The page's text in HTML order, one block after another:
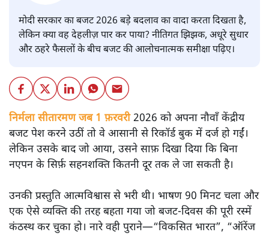
मोदी सरकार का बजट 2026 बड़े बदलाव का वादा करता दिखता है,
लेकिन क्या वह देहलीज़ पार कर पाया? नीतिगत झिझक, अधूरे सुधार
और ठहरे फैसलों के बीच बजट की आलोचनात्मक समीक्षा पढ़िए।
निर्मला सीतारमण जब 1 फ़रवरी2026 को अपना नौवाँ केंद्रीय
बजट पेश करने उठीं तो वे आसानी से रिकॉर्ड बुक में दर्ज हो गईं।
लेकिन उसके बाद जो आया, उसने साफ़ दिखा दिया कि बिना
नएपन के सिर्फ़ सहनशक्ति कितनी दूर तक ले जा सकती है।
उनकी प्रस्तुति आत्मविश्वास से भरी थी। भाषण 90 मिनट चला और
एक ऐसे व्यक्ति की तरह बहता गया जो बजट‑दिवस की पूरी रस्में
कंठस्थ कर चुका हो। नारे वही पुराने—“विकसित भारत”, “ऑरेंज